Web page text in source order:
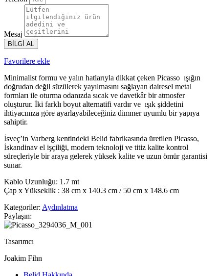
Mesaj
BİLGİ AL
Favorilere ekle
Minimalist formu ve yalın hatlarıyla dikkat çeken Picasso ışığın
doğrudan değil süzülerek yayılmasını sağlayan dairesel metal
formları ile oturma odanızda sıcak ve davetkâr bir atmosfer
oluşturur. İki farklı boyut alternatifi vardır ve ışık şiddetini
ihtiyacınıza göre ayarlayabileceğiniz dimmer uyumlu bir yapıya
sahiptir.
İsveç’in Varberg kentindeki Belid fabrikasında üretilen Picasso,
İskandinav el işçiliği, modern teknoloji ve titiz kalite kontrol
süreçleriyle bir araya gelerek yüksek kalite ve uzun ömür garantisi
sunar.
Kablo Uzunluğu: 1.7 mt
Çap x Yükseklik : 38 cm x 140.3 cm / 50 cm x 148.6 cm
Kategoriler: Aydınlatma
Paylaşın:
Tasarımcı
Joakim Fihn